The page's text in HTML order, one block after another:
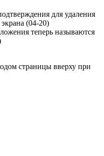
для удаления
(04-20)
теперь называются
страницы вверху при